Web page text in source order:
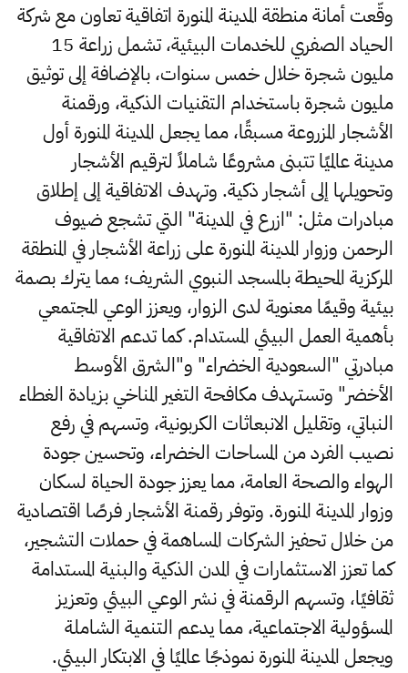
وقّعت أمانة منطقة المدينة المنورة اتفاقية تعاون مع شركة
الحياد الصفري للخدمات البيئية، تشمل زراعة 15
مليون شجرة خلال خمس سنوات، بالإضافة إلى توثيق
مليون شجرة باستخدام التقنيات الذكية، ورقمنة
الأشجار المزروعة مسبقًا، مما يجعل المدينة المنورة أول
مدينة عالميًا تتبنى مشروعًا شاملاً لترقيم الأشجار
وتحويلها إلى أشجار ذكية. وتهدف الاتفاقية إلى إطلاق
مبادرات مثل: "ازرع في المدينة" التي تشجع ضيوف
الرحمن وزوار المدينة المنورة على زراعة الأشجار في المنطقة
المركزية المحيطة بالمسجد النبوي الشريف؛ مما يترك بصمة
بيئية وقيمًا معنوية لدى الزوار، ويعزز الوعي المجتمعي
بأهمية العمل البيئي المستدام. كما تدعم الاتفاقية
مبادرتي "السعودية الخضراء" و"الشرق الأوسط
الأخضر" وتستهدف مكافحة التغير المناخي بزيادة الغطاء
النباتي، وتقليل الانبعاثات الكربونية، وتسهم في رفع
نصيب الفرد من المساحات الخضراء، وتحسين جودة
الهواء والصحة العامة، مما يعزز جودة الحياة لسكان
وزوار المدينة المنورة. وتوفر رقمنة الأشجار فرصًا اقتصادية
من خلال تحفيز الشركات المساهمة في حملات التشجير،
كما تعزز الاستثمارات في المدن الذكية والبنية المستدامة
ثقافيًا، وتسهم الرقمنة في نشر الوعي البيئي وتعزيز
المسؤولية الاجتماعية، مما يدعم التنمية الشاملة
ويجعل المدينة المنورة نموذجًا عالميًا في الابتكار البيئي.